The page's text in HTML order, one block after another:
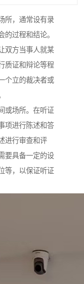
所，通常设有录
过程和结论。
双方当事人就某
质证和辩论等程
个立的裁决者或
或场所。在听证
项进行陈述和答
进行审查和评
要具备一定的设
等，以保证听证